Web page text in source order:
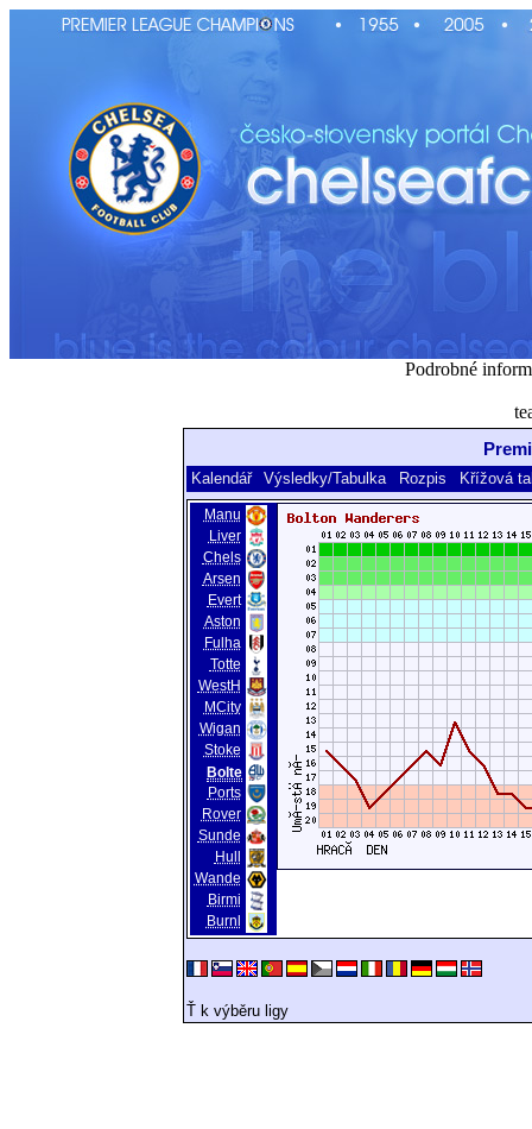
Podrobné
Kalendář Výsledky/Tabulka Rozpis Křížová
Manu
Liver
Chels
Arsen
Evert
Aston
Fulha
Totte
WestH
MCity
Wigan
Stoke
Bolte
Ports
Rover
Sunde
Hull
Wande
Birmi
Burnl
Ť k výběru ligy